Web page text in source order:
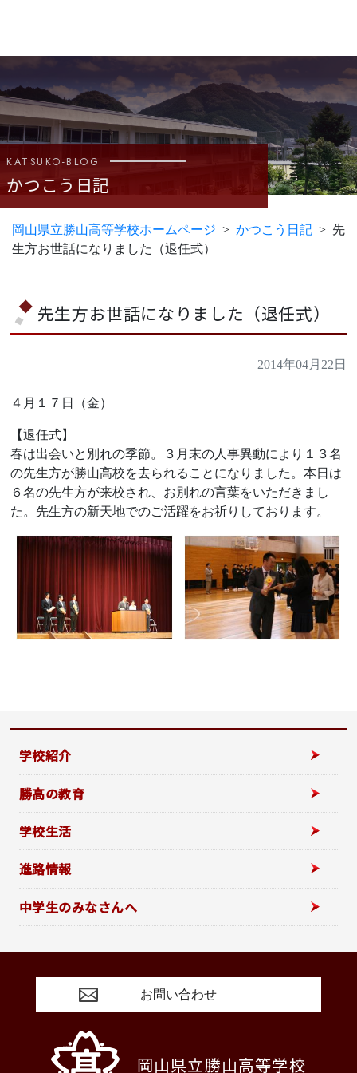
岡山県立勝山高等学校ホームページ かつこう日記
先
生方お世話になりました（退任式）
KATSUKO-BLOG
かつこう日記
先生方お世話になりました（退任式）
2014年04月22日
４月１７日（金）
【退任式】
春は出会いと別れの季節。３月末の人事異動により１３名
の先生方が勝山高校を去られることになりました。本日は
６名の先生方が来校され、お別れの言葉をいただきまし
た。先生方の新天地でのご活躍をお祈りしております。
学校紹介
勝高の教育
学校生活
進路情報
中学生のみなさんへ
岡山県立勝山高等学校
お問い合わせ